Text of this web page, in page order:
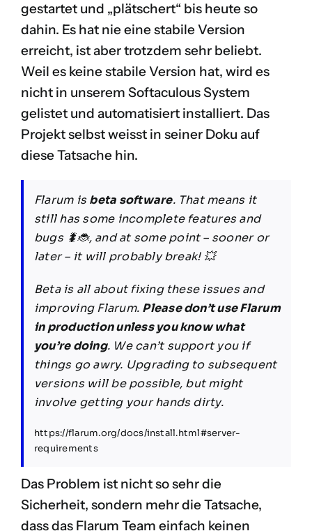
gestartet und „plätschert“ bis heute so
dahin. Es hat nie eine stabile Version
erreicht, ist aber trotzdem sehr beliebt.
Weil es keine stabile Version hat, wird es
nicht in unserem Softaculous System
gelistet und automatisiert installiert. Das
Projekt selbst weisst in seiner Doku auf
diese Tatsache hin.
Flarum isbeta software. That means it
still has some incomplete features and
bugs 🐛🐞, and at some point – sooner or
later – it will probably break! 💥
Beta is all about fixing these issues and
improving Flarum. Please don’t use Flarum
in production unless you know what
you’re doing. We can’t support you if
things go awry. Upgrading to subsequent
versions will be possible, but might
involve getting your hands dirty.
https://flarum.org/docs/install.html#server-
requirements
Das Problem ist nicht so sehr die
Sicherheit, sondern mehr die Tatsache,
dass das Flarum Team einfach keinen